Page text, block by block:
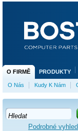
Podrobné
O FIRMĚ PRODUKTY
O Nás Kudy K Nám